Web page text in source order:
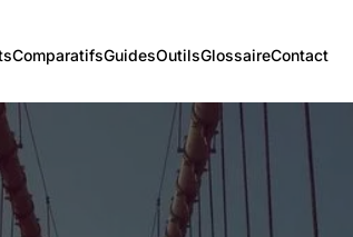
ComparatifsGuidesOutilsGlossaireContact